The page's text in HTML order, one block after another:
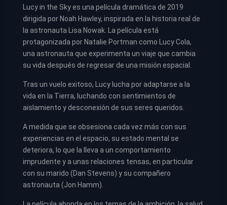
Lucy in the Sky es una película dramática de 2019
dirigida por Noah Hawley, inspirada en la historia real de
la astronauta Lisa Nowak. La película está
protagonizada por Natalie Portman como Lucy Cola,
una astronauta que experimenta un viaje que cambia
su vida después de regresar de una misión espacial.
Tras un vuelo exitoso, Lucy lucha por adaptarse a la
vida en la Tierra, luchando con sentimientos de
aislamiento y desconexión de sus seres queridos.
A medida que se obsesiona cada vez más con sus
experiencias en el espacio, su estado mental se
deteriora, lo que la lleva a un comportamiento
imprudente y a unas relaciones tensas, en particular
con su marido (Dan Stevens) y su compañero
astronauta (Jon Hamm).